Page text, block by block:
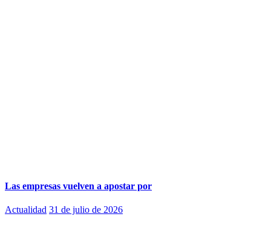
Las empresas vuelven a apostar por
Actualidad 31 de julio de 2026